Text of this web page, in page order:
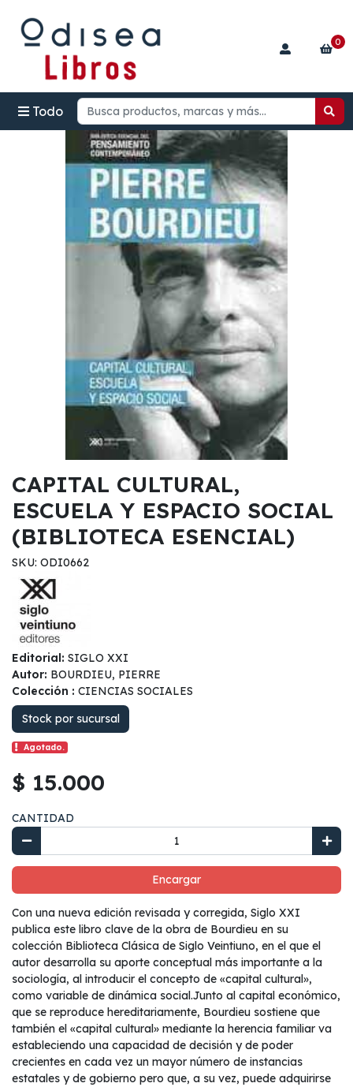
Todo
0
CAPITAL CULTURAL,
ESCUELA Y ESPACIO SOCIAL
(BIBLIOTECA ESENCIAL)
SKU: ODI0662
Editorial: SIGLO XXI
Autor: BOURDIEU, PIERRE
Colección : CIENCIAS SOCIALES
Stock por sucursal
Agotado.
$ 15.000
CANTIDAD
Encargar
Con una nueva edición revisada y corregida, Siglo XXI
publica este libro clave de la obra de Bourdieu en su
colección Biblioteca Clásica de Siglo Veintiuno, en el que el
autor desarrolla su aporte conceptual más importante a la
sociología, al introducir el concepto de «capital cultural»,
como variable de dinámica social.Junto al capital económico,
que se reproduce hereditariamente, Bourdieu sostiene que
también el «capital cultural» mediante la herencia familiar va
estableciendo una capacidad de decisión y de poder
crecientes en cada vez un mayor número de instancias
estatales y de gobierno pero que, a su vez, puede adquirirse